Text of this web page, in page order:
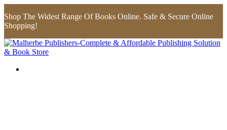
Shop The Widest Range Of Books Online. Safe & Secure Online
Shopping!